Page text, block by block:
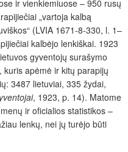
ir vienkiemiuose – 950 rusų
„vartoja kalbą
(LVIA 1671-8-330, l. 1–
kalbėjo lenkiškai. 1923
gyventojų surašymo
kuris apėmė ir kitų parapijų
3487 lietuviai, 335 žydai,
, 1923, p. 14). Matome
ir oficialios statistikos –
lenkų, nei jų turėjo būti